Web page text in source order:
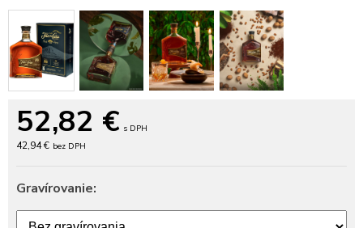
52,82 € s DPH
42,94 € bez DPH
Gravírovanie: